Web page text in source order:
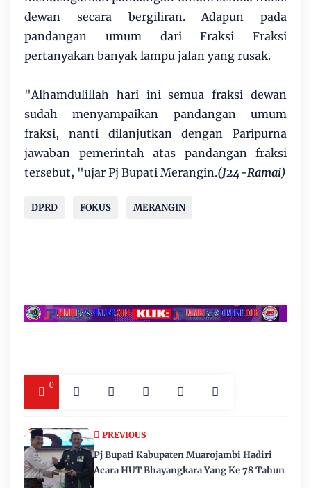
dewan secara bergiliran. Adapun pada
pandangan umum dari Fraksi Fraksi
pertanyakan banyak lampu jalan yang rusak.
"Alhamdulillah hari ini semua fraksi dewan
sudah menyampaikan pandangan umum
fraksi, nanti dilanjutkan dengan Paripurna
jawaban pemerintah atas pandangan fraksi
tersebut, "ujar Pj Bupati Merangin.(J24-Ramai)
DPRD FOKUS MERANGIN
0
PREVIOUS
Pj Bupati Kabupaten Muarojambi Hadiri
Acara HUT Bhayangkara Yang Ke 78 Tahun